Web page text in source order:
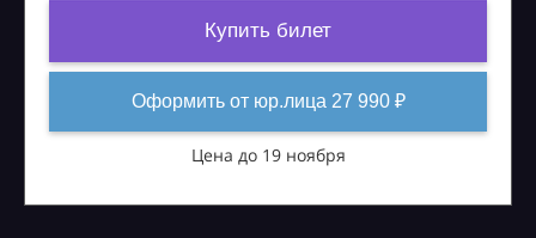
Купить билет
Оформить от юр.лица 27 990 ₽
Цена до 19 ноября